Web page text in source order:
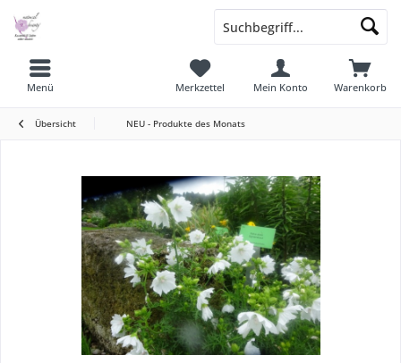
Menü Warenkorb
Merkzettel Mein Konto
Übersicht NEU - Produkte des Monats